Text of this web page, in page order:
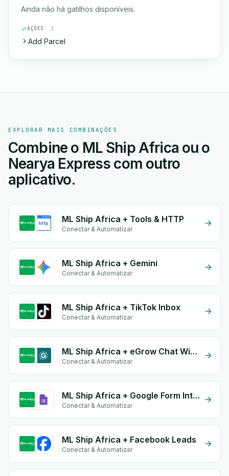
Ainda não há gatilhos disponíveis.
AÇÕES · 1
Add Parcel
EXPLORAR MAIS COMBINAÇÕES
Combine o ML Ship Africa ou o
Nearya Express com outro
aplicativo.
ML Ship Africa + Tools & HTTP
Conectar & Automatizar
ML Ship Africa + Gemini
Conectar & Automatizar
ML Ship Africa + TikTok Inbox
Conectar & Automatizar
ML Ship Africa + eGrow Chat Widget
Conectar & Automatizar
ML Ship Africa + Google Form Integration
Conectar & Automatizar
ML Ship Africa + Facebook Leads
Conectar & Automatizar